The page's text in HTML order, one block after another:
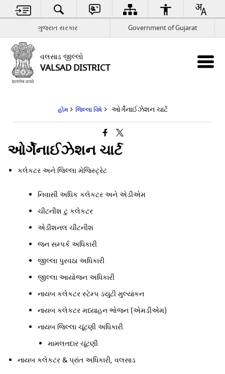
ગુજરાત સરકાર Government of Gujarat
વલસાડ જીલ્લો
VALSAD DISTRICT
હોમ જિલ્લા વિષે ઓર્ગેનાઈઝેશન ચાર્ટ
ઓર્ગેનાઈઝેશન ચાર્ટ
કલેકટર અને જિલ્લા મેજિસ્ટ્રેટ
નિવાસી અધિક કલેકટર અને એડીએમ
ચીટનીશ ટુ કલેકટર
એડીશનલ ચીટનીશ
જન સમ્પર્ક અધિકારી
જીલ્લા પુરવઠા અધિકારી
જીલ્લા આયોજન અધિકારી
નાયબ કલેકટર સ્ટેમ્પ ડયુટી મુલ્યાંકન
નાયબ કલેકટર મધ્યાહન ભોજન (એમડીએમ)
નાયબ જિલ્લા ચૂંટણી અધિકારી
મામલતદાર ચૂંટણી
નાયબ કલેકટર & પ્રાંત અધિકારી, વલસાડ